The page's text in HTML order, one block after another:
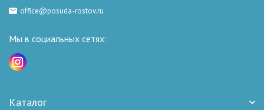
office@posuda-rostov.ru
Мы в социальных сетях:
Каталог